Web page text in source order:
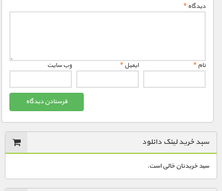
دیدگاه*
نام* ایمیل* وب‌ سایت
سبد خرید لینک دانلود
سبد خریدتان خالی است.